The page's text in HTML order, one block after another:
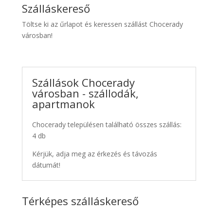
Kiwi
Taxi
Szálláskereső
Töltse ki az űrlapot és keressen szállást Chocerady
városban!
Szállások Chocerady
városban - szállodák,
apartmanok
Chocerady településen található összes szállás:
4 db
Kérjük, adja meg az érkezés és távozás
dátumát!
Térképes szálláskereső